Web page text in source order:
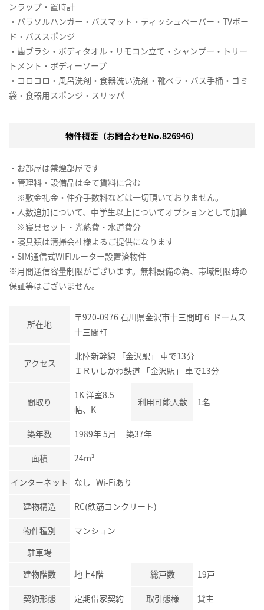
ンラップ・置時計
・パラソルハンガー・バスマット・ティッシュペーパー・TVボー
ド・バススポンジ
・歯ブラシ・ボディタオル・リモコン立て・シャンプー・トリー
トメント・ボディーソープ
・コロコロ・風呂洗剤・食器洗い洗剤・靴ベラ・バス手桶・ゴミ
袋・食器用スポンジ・スリッパ
物件概要（お問合わせNo.826946）
・お部屋は禁煙部屋です
・管理料・設備品は全て賃料に含む
※敷金礼金・仲介手数料などは一切頂いておりません。
・人数追加について、中学生以上についてオプションとして加算
※寝具セット・光熱費・水道費分
・寝具類は清掃会社様よるご提供になります
・SIM通信式WIFIルーター設置済物件
※月間通信容量制限がございます。無料設備の為、帯域制限時の
保証等はございません。
所在地
〒920-0976 石川県金沢市十三間町６ ドームス
十三間町
アクセス
北陸新幹線 「金沢駅 」 車で13分
ＩＲいしかわ鉄道 「金沢駅 」 車で13分
間取り
1K 洋室8.5
帖、K
利用可能人数 1名
築年数 1989年 5月 築37年
面積 24m²
インターネット なし Wi-Fiあり
建物構造 RC(鉄筋コンクリート)
物件種別
マンション
駐車場
建物階数
地上4階 総戸数 19戸
契約形態 定期借家契約 取引態様 貸主